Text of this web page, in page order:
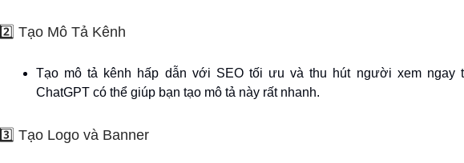
2️⃣ Tạo Mô Tả Kênh
Tạo mô tả kênh hấp dẫn với SEO tối ưu và thu hút người xem ngay
ChatGPT có thể giúp bạn tạo mô tả này rất nhanh.
3️⃣ Tạo Logo và Banner